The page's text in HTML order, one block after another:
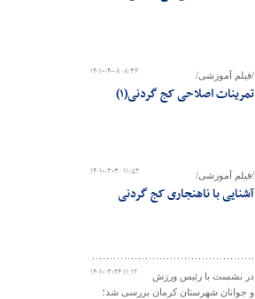
۱۴۰۱-۰۴-۰۸ ۰۸:۳۶ /فیلم آموزشی/
تمرینات اصلاحی کج گردنی(۱)
۱۴۰۱-۰۳-۳۰ ۱۱:۵۲ /فیلم آموزشی/
آشنایی با ناهنجاری کج گردنی
۱۴۰۱-۰۳-۲۴ ۱۱:۱۲
در نشست با رئیس ورزش
و جوانان شهرستان کرمان بررسی شد؛